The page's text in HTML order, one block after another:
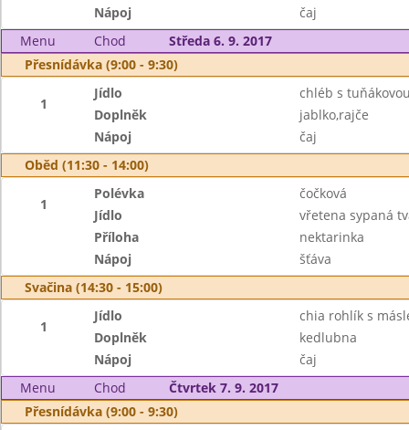
Nápoj
čaj
Menu
Chod
Středa 6. 9. 2017
Přesnídávka (9:00 - 9:30)
1
Jídlo
chléb s
Doplněk
jablko,rajče
Nápoj
čaj
Oběd (11:30 - 14:00)
1
Polévka
čočková
Jídlo
vřetena sypaná
Příloha
nektarinka
Nápoj
šťáva
Svačina (14:30 - 15:00)
1
Jídlo
chia rohlík s
Doplněk
kedlubna
Nápoj
čaj
Menu
Chod
Čtvrtek 7. 9. 2017
Přesnídávka (9:00 - 9:30)